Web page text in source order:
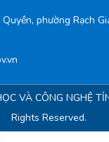
phường Rạch
VÀ CÔNG NGHỆ
Rights Reserved.